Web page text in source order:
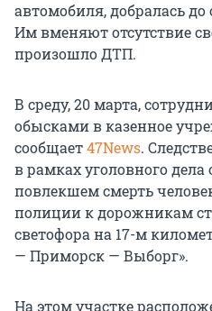
автомобиля, добралась
Им вменяют отсутствие
произошло ДТП.
В среду, 20 марта,
обысками в казенное
сообщает47News.
в рамках уголовного
повлекшем смерть
полиции к дорожникам
светофора на 17-м
— Приморск — Выборг».
На этом участке